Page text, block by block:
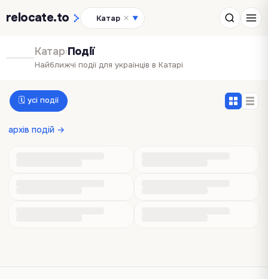
relocate.to Катар ▼
Катар›Події
Найближчі події для українців в Катарі
🗓 усі події
архів подій →